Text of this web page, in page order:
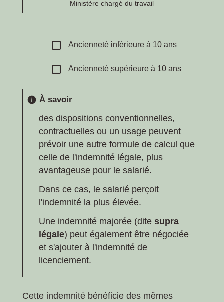
Ministère chargé du travail
check_box_outline_blank Ancienneté inférieure à 10 ans
check_box_outline_blank Ancienneté supérieure à 10 ans
info À savoir
des dispositions conventionnelles,
contractuelles ou un usage peuvent
prévoir une autre formule de calcul que
celle de l'indemnité légale, plus
avantageuse pour le salarié.
Dans ce cas, le salarié perçoit
l'indemnité la plus élevée.
Une indemnité majorée (dite supra
légale) peut également être négociée
et s'ajouter à l'indemnité de
licenciement.
Cette indemnité bénéficie des mêmes